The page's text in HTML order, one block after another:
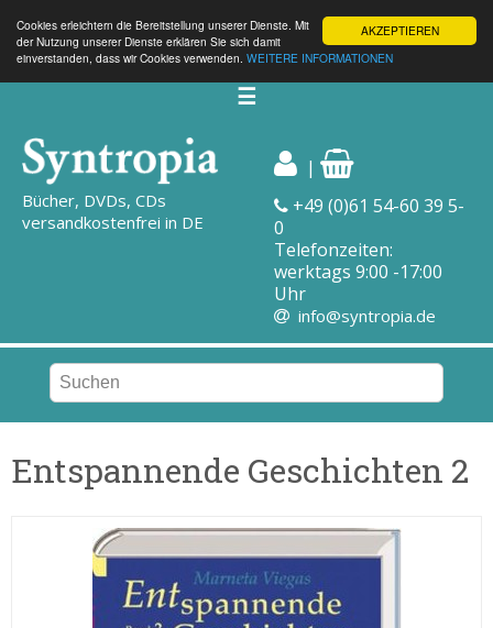
AKZEPTIEREN
Cookies erleichtern die Bereitstellung unserer Dienste. Mit
der Nutzung unserer Dienste erklären Sie sich damit
einverstanden, dass wir Cookies verwenden. WEITERE INFORMATIONEN
☰
Bücher, DVDs, CDs
versandkostenfrei in DE
|
+49 (0)61 54-60 39 5-
0
Telefonzeiten:
werktags 9:00 -17:00
Uhr
info@syntropia.de
Entspannende Geschichten 2